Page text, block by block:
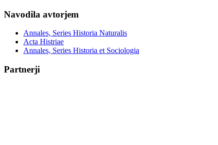
Navodila avtorjem
Annales, Series Historia Naturalis
Acta Histriae
Annales, Series Historia et Sociologia
Partnerji